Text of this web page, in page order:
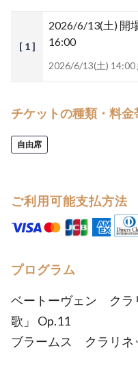
[ 1 ]
2026/6/13(土) 開
16:00
2026/6/13(土) 14:00
チケットの種類・料金
自由席
ご利用可能支払方法
プログラム
ベートーヴェン クラ
歌」 Op.11
ブラームス クラリネ